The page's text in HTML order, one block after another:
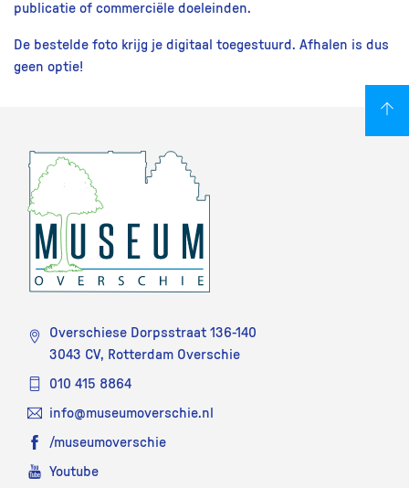
publicatie of commerciële doeleinden.
De bestelde foto krijg je digitaal toegestuurd. Afhalen is dus
geen optie!
Overschiese Dorpsstraat 136-140
3043 CV, Rotterdam Overschie
010 415 8864
info@museumoverschie.nl
/museumoverschie
Youtube